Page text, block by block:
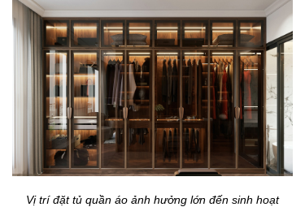
Vị trí đặt tủ quần áo ảnh hưởng lớn đến sinh hoạt